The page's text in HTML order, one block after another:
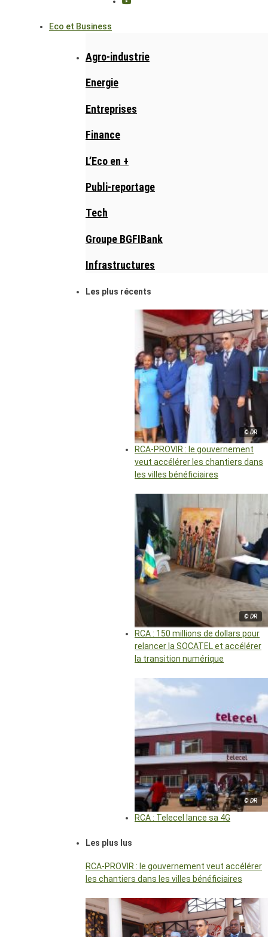
Eco et Business
Agro-industrie
Energie
Entreprises
Finance
L’Eco en +
Publi-reportage
Tech
Groupe BGFIBank
Infrastructures
Les plus récents
© DR
RCA-PROVIR : le gouvernement
veut accélérer les chantiers dans
les villes bénéficiaires
© DR
RCA : 150 millions de dollars pour
relancer la SOCATEL et accélérer
la transition numérique
© DR
RCA : Telecel lance sa 4G
Les plus lus
RCA-PROVIR : le gouvernement veut accélérer
les chantiers dans les villes bénéficiaires